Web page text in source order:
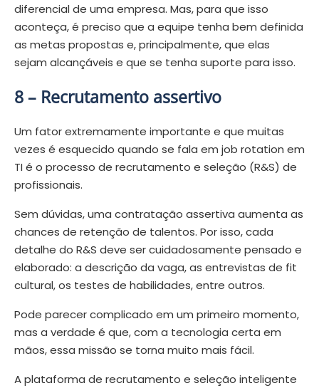
diferencial de uma empresa. Mas, para que isso
aconteça, é preciso que a equipe tenha bem definida
as metas propostas e, principalmente, que elas
sejam alcançáveis e que se tenha suporte para isso.
8 – Recrutamento assertivo
Um fator extremamente importante e que muitas
vezes é esquecido quando se fala em job rotation em
TI é o processo de recrutamento e seleção (R&S) de
profissionais.
Sem dúvidas, uma contratação assertiva aumenta as
chances de retenção de talentos. Por isso, cada
detalhe do R&S deve ser cuidadosamente pensado e
elaborado: a descrição da vaga, as entrevistas de fit
cultural, os testes de habilidades, entre outros.
Pode parecer complicado em um primeiro momento,
mas a verdade é que, com a tecnologia certa em
mãos, essa missão se torna muito mais fácil.
A plataforma de recrutamento e seleção inteligente